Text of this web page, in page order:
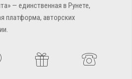
— единственная в Рунете,
платформа, авторских